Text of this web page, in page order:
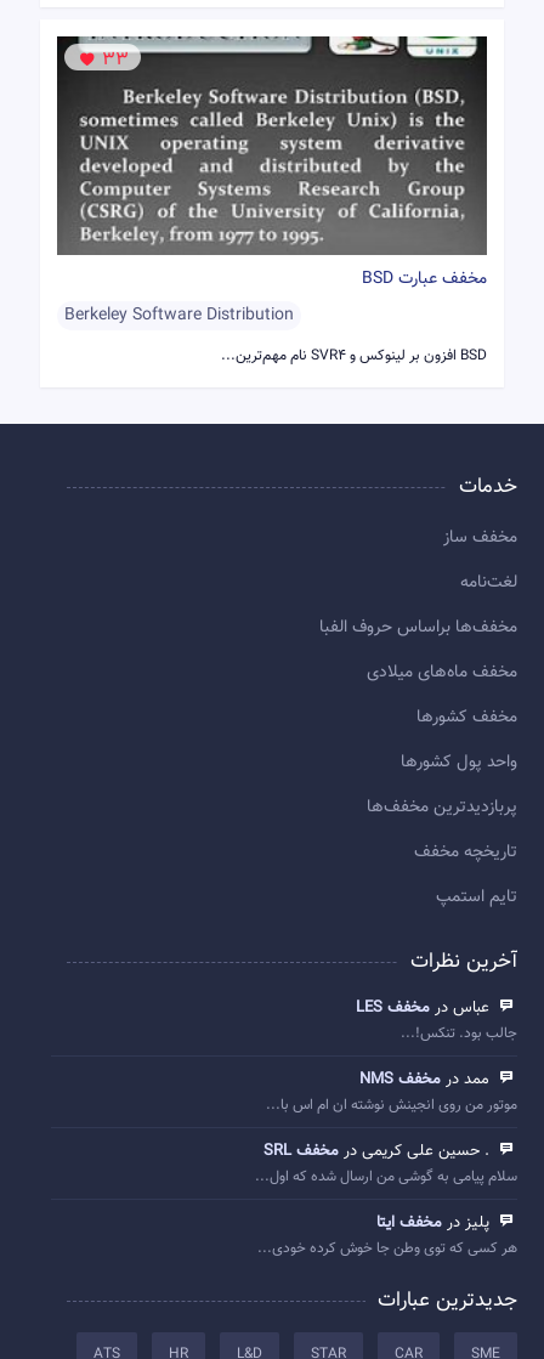
33
مخفف عبارت BSD
Berkeley Software Distribution
BSD افزون بر لینوکس و SVR4 نام مهم‌ترین...
خدمات
مخفف ساز
لغت‌نامه
مخفف‌ها براساس حروف الفبا
مخفف ماه‌های میلادی
مخفف کشورها
واحد پول کشورها
پربازديدترين مخفف‌ها
تاريخچه مخفف
تایم استمپ
آخرین نظرات
عباس در مخفف LES
جالب بود. تنکس!...
ممد در مخفف NMS
موتور من روی انجینش نوشته ان ام اس با...
. حسین علی کریمی در مخفف SRL
سلام پیامی به گوشی من ارسال شده که اول...
پلیز در مخفف ایتا
هر کسی که توی وطن جا خوش کرده خودی...
جدیدترین عبارات